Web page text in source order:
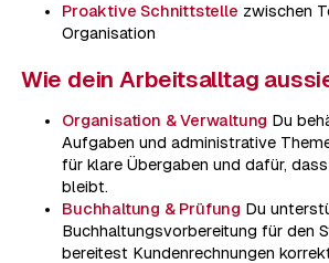
Proaktive Schnittstelle zwischen
Organisation
Wie dein Arbeitsalltag
Organisation & Verwaltung Du
Aufgaben und administrative
für klare Übergaben und dafür,
bleibt.
Buchhaltung & Prüfung Du
Buchhaltungsvorbereitung für den
bereitest Kundenrechnungen